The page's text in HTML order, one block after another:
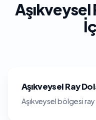
Aşıkveysel Ray
Aşıkveysel bölgesi